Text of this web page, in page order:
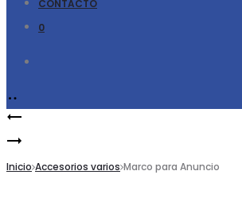
CONTACTO
0
Product
navigation
Anuncio
Marco
para
Inicio Accesorios varios Marco para Anuncio